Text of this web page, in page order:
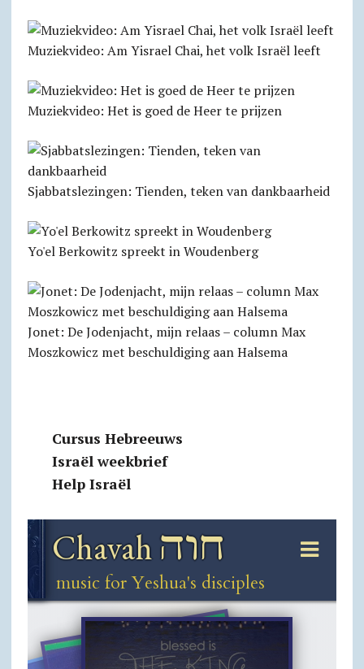
Muziekvideo: Am Yisrael Chai, het volk Israël leeft
Muziekvideo: Het is goed de Heer te prijzen
Sjabbats­lezingen: Tienden, teken van dankbaarheid
Yo'el Berkowitz spreekt in Woudenberg
Jonet: De Jodenjacht, mijn relaas – column Max
Moszkowicz met beschuldiging aan Halsema
Cursus Hebreeuws
Israël weekbrief
Help Israël